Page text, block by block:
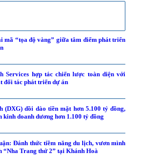
mã “tọa độ vàng” giữa tâm điểm phát triển
Services hợp tác chiến lược toàn diện với
đối tác phát triển dự án
(DXG) dồi dào tiền mặt hơn 5.100 tỷ đồng,
kinh doanh dương hơn 1.100 tỷ đồng
Đánh thức tiềm năng du lịch, vươn mình
“Nha Trang thứ 2” tại Khánh Hoà